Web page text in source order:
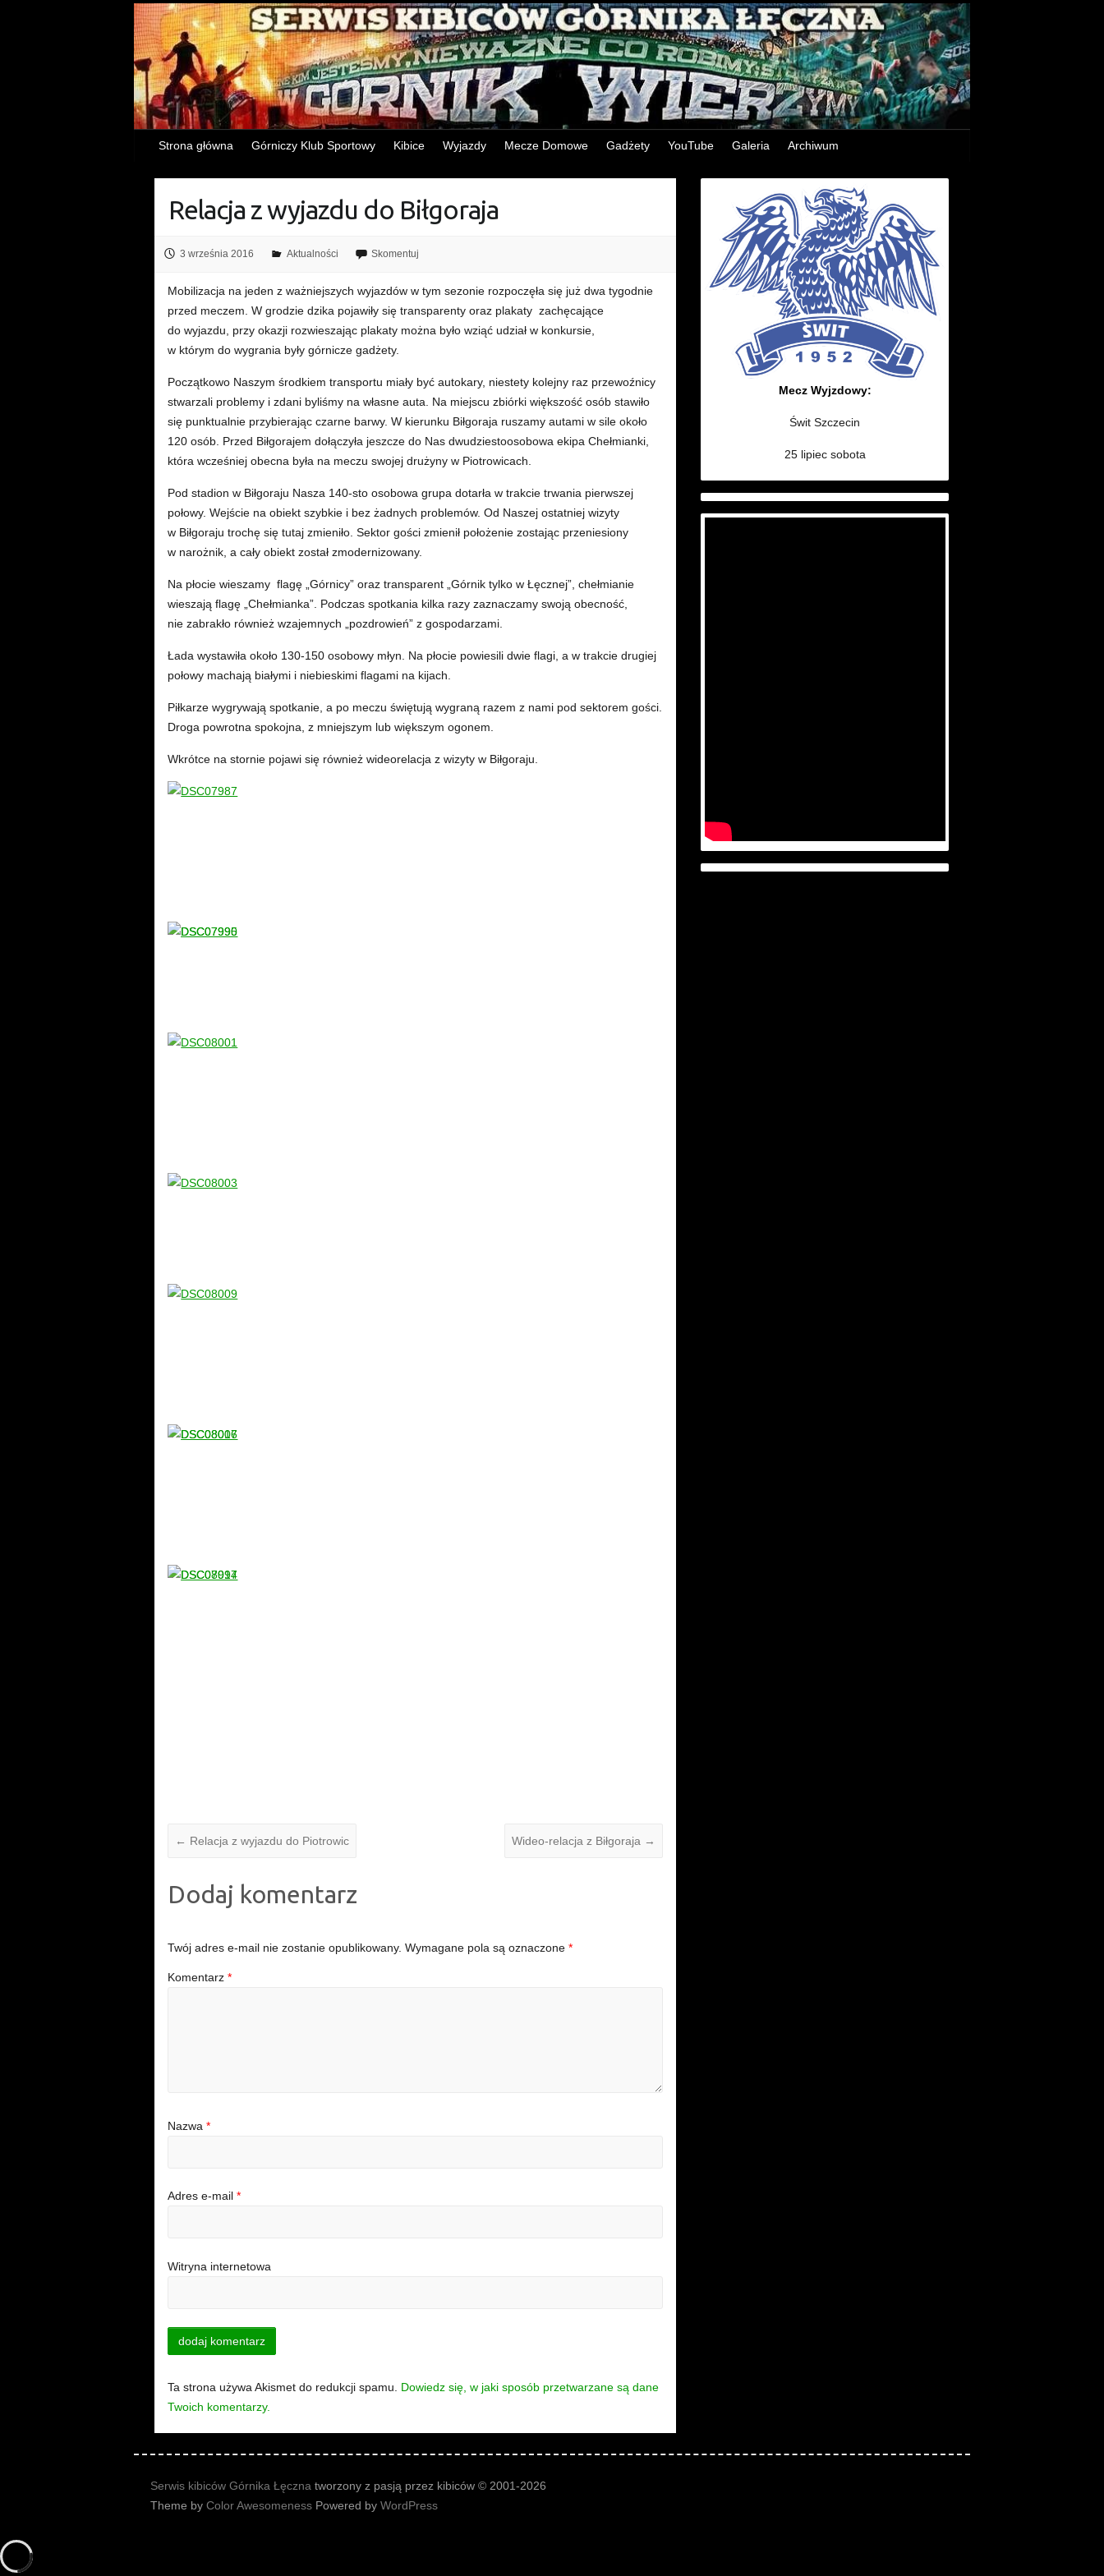
Strona główna Górniczy Klub Sportowy Kibice Wyjazdy Mecze Domowe Gadżety YouTube Galeria Archiwum
Relacja z wyjazdu do Biłgoraja
3 września 2016 Aktualności Skomentuj
Mobilizacja na jeden z ważniejszych wyjazdów w tym sezonie rozpoczęła się już dwa tygodnie
przed meczem. W grodzie dzika pojawiły się transparenty oraz plakaty zachęcające
do wyjazdu, przy okazji rozwieszając plakaty można było wziąć udział w konkursie,
w którym do wygrania były górnicze gadżety.
Początkowo Naszym środkiem transportu miały być autokary, niestety kolejny raz przewoźnicy
stwarzali problemy i zdani byliśmy na własne auta. Na miejscu zbiórki większość osób stawiło
się punktualnie przybierając czarne barwy. W kierunku Biłgoraja ruszamy autami w sile około
120 osób. Przed Biłgorajem dołączyła jeszcze do Nas dwudziestoosobowa ekipa Chełmianki,
która wcześniej obecna była na meczu swojej drużyny w Piotrowicach.
Pod stadion w Biłgoraju Nasza 140-sto osobowa grupa dotarła w trakcie trwania pierwszej
połowy. Wejście na obiekt szybkie i bez żadnych problemów. Od Naszej ostatniej wizyty
w Biłgoraju trochę się tutaj zmieniło. Sektor gości zmienił położenie zostając przeniesiony
w narożnik, a cały obiekt został zmodernizowany.
Na płocie wieszamy flagę „Górnicy” oraz transparent „Górnik tylko w Łęcznej”, chełmianie
wieszają flagę „Chełmianka”. Podczas spotkania kilka razy zaznaczamy swoją obecność,
nie zabrakło również wzajemnych „pozdrowień” z gospodarzami.
Łada wystawiła około 130-150 osobowy młyn. Na płocie powiesili dwie flagi, a w trakcie drugiej
połowy machają białymi i niebieskimi flagami na kijach.
Piłkarze wygrywają spotkanie, a po meczu świętują wygraną razem z nami pod sektorem gości.
Droga powrotna spokojna, z mniejszym lub większym ogonem.
Wkrótce na stornie pojawi się również wideorelacja z wizyty w Biłgoraju.
← Relacja z wyjazdu do Piotrowic Wideo-relacja z Biłgoraja →
Dodaj komentarz
Twój adres e-mail nie zostanie opublikowany. Wymagane pola są oznaczone*
Komentarz*
Nazwa*
Adres e-mail*
Witryna internetowa
Ta strona używa Akismet do redukcji spamu. Dowiedz się, w jaki sposób przetwarzane są dane
Twoich komentarzy.
Mecz Wyjzdowy:
Świt Szczecin
25 lipiec sobota
Serwis kibiców Górnika Łęczna tworzony z pasją przez kibiców © 2001-2026
Theme by Color Awesomeness Powered by WordPress